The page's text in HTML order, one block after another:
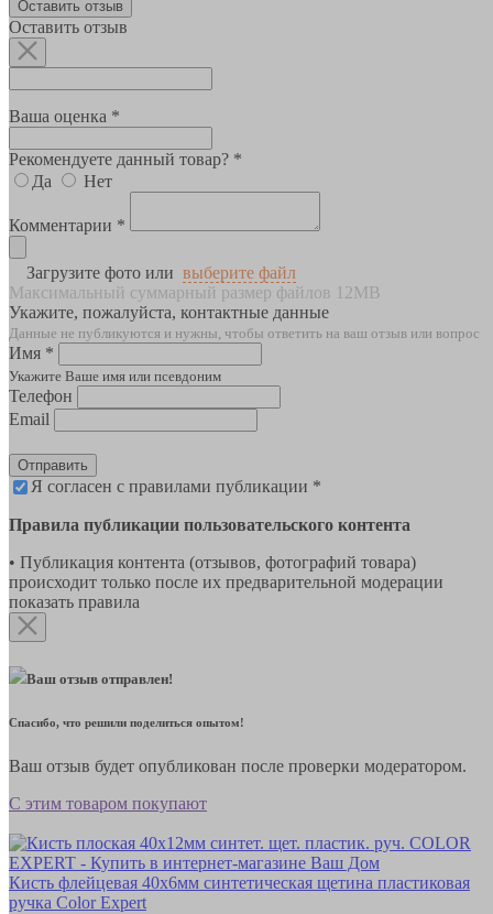
Оставить отзыв
Оставить отзыв
Ваша оценка *
Рекомендуете данный товар? *
Да
Нет
Комментарии *
Загрузите фото или выберите файл
Максимальный суммарный размер файлов 12MB
Укажите, пожалуйста, контактные данные
Данные не публикуются и нужны, чтобы ответить на ваш отзыв или вопрос
Имя *
Укажите Ваше имя или псевдоним
Телефон
Email
Отправить
Я согласен с правилами публикации *
Правила публикации пользовательского контента
• Публикация контента (отзывов, фотографий товара)
происходит только после их предварительной модерации
показать правила
Ваш отзыв отправлен!
Спасибо, что решили поделиться опытом!
Ваш отзыв будет опубликован после проверки модератором.
С этим товаром покупают
Кисть флейцевая 40х6мм синтетическая щетина пластиковая
ручка Color Expert